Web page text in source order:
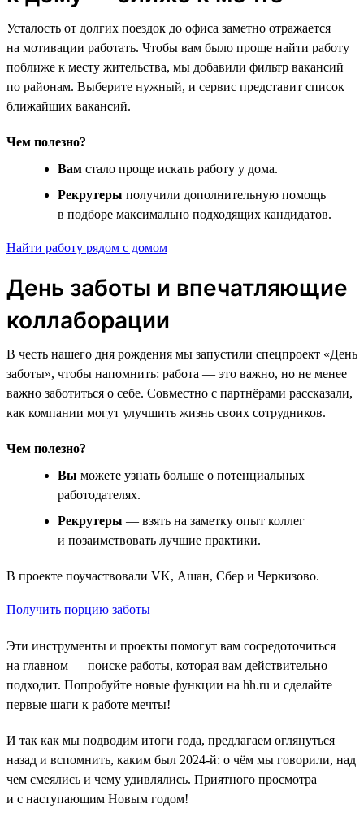
Усталость от долгих поездок до офиса заметно отражается
на мотивации работать. Чтобы вам было проще найти работу
поближе к месту жительства, мы добавили фильтр вакансий
по районам. Выберите нужный, и сервис представит список
ближайших вакансий.
Чем полезно?
Вам стало проще искать работу у дома.
Рекрутеры получили дополнительную помощь
в подборе максимально подходящих кандидатов.
Найти работу рядом с домом
День заботы и впечатляющие
коллаборации
В честь нашего дня рождения мы запустили спецпроект «День
заботы», чтобы напомнить: работа — это важно, но не менее
важно заботиться о себе. Совместно с партнёрами рассказали,
как компании могут улучшить жизнь своих сотрудников.
Чем полезно?
Вы можете узнать больше о потенциальных
работодателях.
Рекрутеры — взять на заметку опыт коллег
и позаимствовать лучшие практики.
В проекте поучаствовали VK, Ашан, Сбер и Черкизово.
Получить порцию заботы
Эти инструменты и проекты помогут вам сосредоточиться
на главном — поиске работы, которая вам действительно
подходит. Попробуйте новые функции на hh.ru и сделайте
первые шаги к работе мечты!
И так как мы подводим итоги года, предлагаем оглянуться
назад и вспомнить, каким был 2024-й: о чём мы говорили, над
чем смеялись и чему удивлялись. Приятного просмотра
и с наступающим Новым годом!